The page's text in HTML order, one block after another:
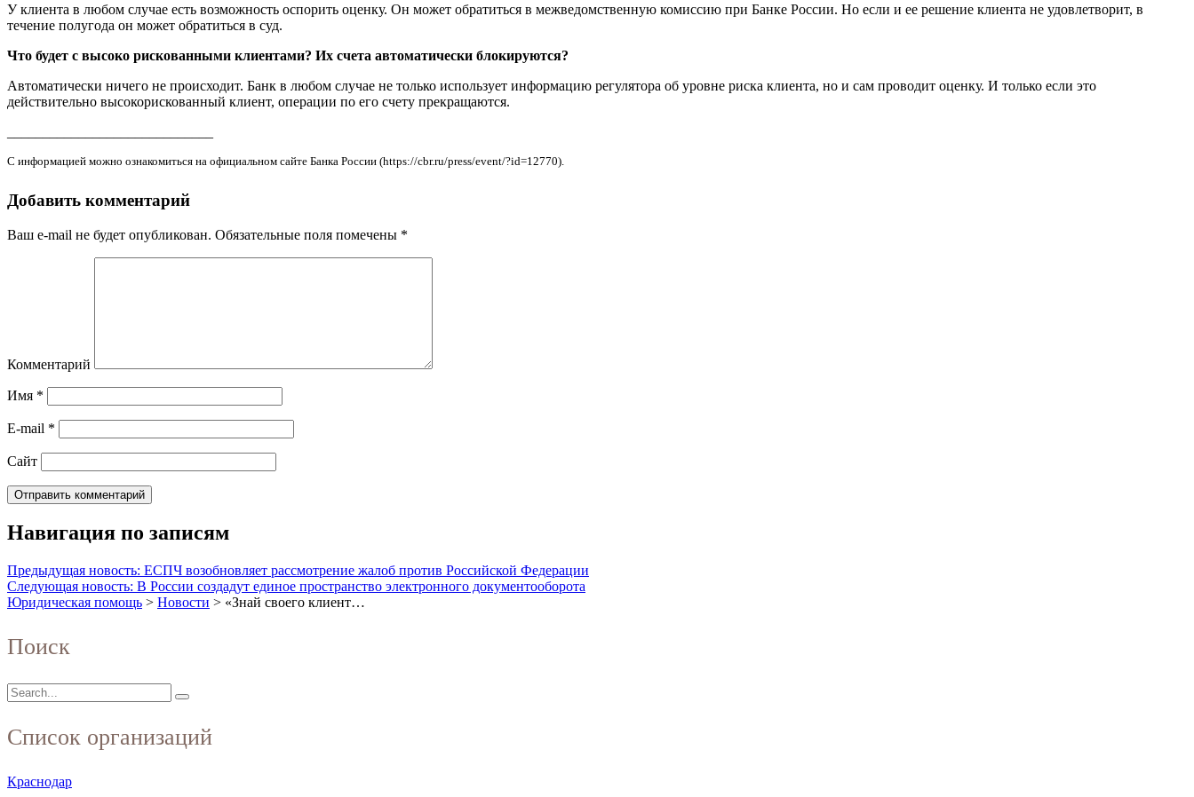
У клиента в любом случае есть возможность оспорить оценку. Он может обратиться в межведомственную комиссию при Банке России. Но если и ее решение клиента не удовлетворит, в
течение полугода он может обратиться в суд.
Что будет с высоко рискованными клиентами? Их счета автоматически блокируются?
Автоматически ничего не происходит. Банк в любом случае не только использует информацию регулятора об уровне риска клиента, но и сам проводит оценку. И только если это
действительно высокорискованный клиент, операции по его счету прекращаются.
С информацией можно ознакомиться на официальном сайте Банка России (https://cbr.ru/press/event/?id=12770).
Добавить комментарий
Ваш e-mail не будет опубликован. Обязательные поля помечены *
Комментарий
Имя *
E-mail *
Сайт
Навигация по записям
Предыдущая новость: ЕСПЧ возобновляет рассмотрение жалоб против Российской Федерации
Следующая новость: В России создадут единое пространство электронного документооборота
Юридическая помощь > Новости > «Знай своего клиент…
Поиск
Список организаций
Краснодар